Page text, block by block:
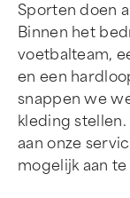
Sporten doen
Binnen het
voetbalteam,
en een
snappen we
kleding
aan onze
mogelijk aan